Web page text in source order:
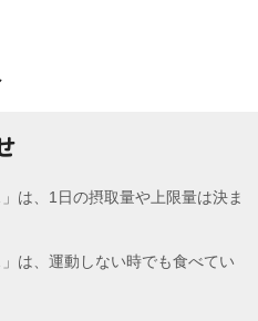
は、1日の摂取量や上限量は決ま
は、運動しない時でも食べてい